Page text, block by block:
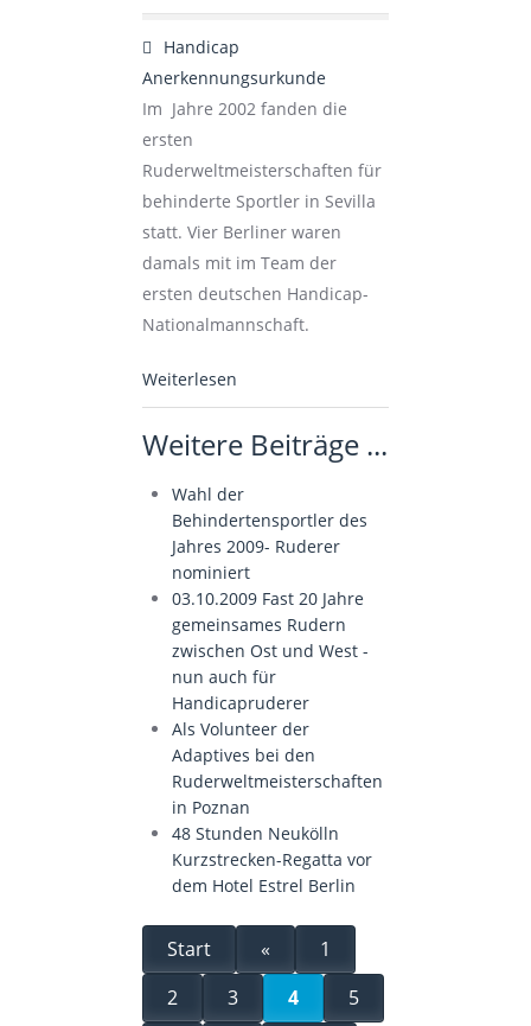
default
Handicap
Anerkennungsurkunde
Im Jahre 2002 fanden die
ersten
Ruderweltmeisterschaften für
behinderte Sportler in Sevilla
statt. Vier Berliner waren
damals mit im Team der
ersten deutschen Handicap-
Nationalmannschaft.
Weiterlesen
Weitere Beiträge ...
Wahl der
Behindertensportler des
Jahres 2009- Ruderer
nominiert
03.10.2009 Fast 20 Jahre
gemeinsames Rudern
zwischen Ost und West -
nun auch für
Handicapruderer
Als Volunteer der
Adaptives bei den
Ruderweltmeisterschaften
in Poznan
48 Stunden Neukölln
Kurzstrecken-Regatta vor
dem Hotel Estrel Berlin
Start «
1
2
3 4
5